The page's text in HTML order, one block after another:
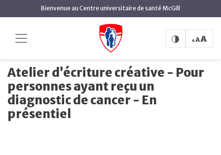
principal
Bienvenue au Centre universitaire de santé McGill
Atelier d’écriture créative -
Pour personnes ayant reçu un diagnostic de cancer - En
présentiel
Atelier d’écriture créative - Pour
personnes ayant reçu un
diagnostic de cancer - En
présentiel